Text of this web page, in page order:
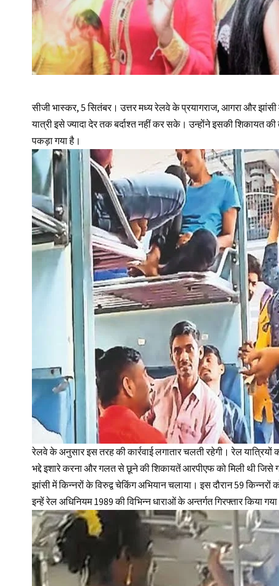
सीजी भास्कर, 5 सितंबर। उत्तर मध्‍य रेलवे के प्रयागराज, आगरा और
यात्री इसे ज्‍यादा देर तक बर्दाश्‍त नहीं कर सके। उन्‍होंने इसकी शिकायत
पकड़ा गया है।
रेलवे के अनुसार इस तरह की कार्रवाई लगातार चलती रहेगी। रेल यात्रियों
भद्दे इशारे करना और गलत से छूने की शिकायतें आरपीएफ को मिली थी जिसे
झांसी में किन्नरों के विरुद्व चेकिंग अभियान चलाया। इस दौरान 59
इन्हें रेल अधिनियम 1989 की विभिन्न धाराओं के अन्तर्गत गिरफ्तार किया